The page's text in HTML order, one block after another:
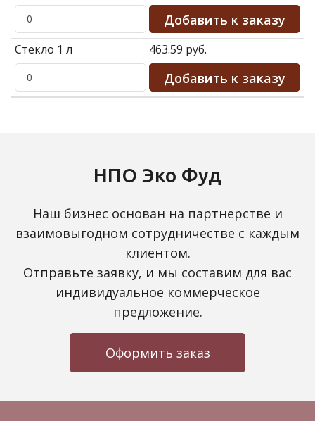
Стекло 1 л 463.59 руб.
НПО Эко Фуд
Наш бизнес основан на партнерстве и
взаимовыгодном сотрудничестве с каждым
клиентом.
Отправьте заявку, и мы составим для вас
индивидуальное коммерческое
предложение.
Оформить заказ